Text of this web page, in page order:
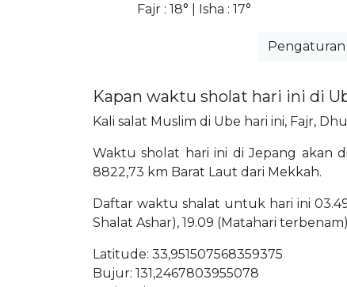
Fajr : 18° | Isha : 17°
Pengaturan
Kapan waktu sholat hari ini di
Kali salat Muslim di Ube hari ini, Fajr,
Waktu sholat hari ini di Jepang akan
8822,73 km Barat Laut dari Mekkah.
Daftar waktu shalat untuk hari ini 03.49
Shalat Ashar), 19.09 (Matahari
Latitude: 33,951507568359375
Bujur: 131,2467803955078